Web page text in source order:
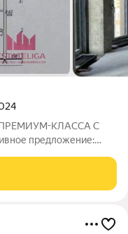
КЛАССА С
предложение:
виды на